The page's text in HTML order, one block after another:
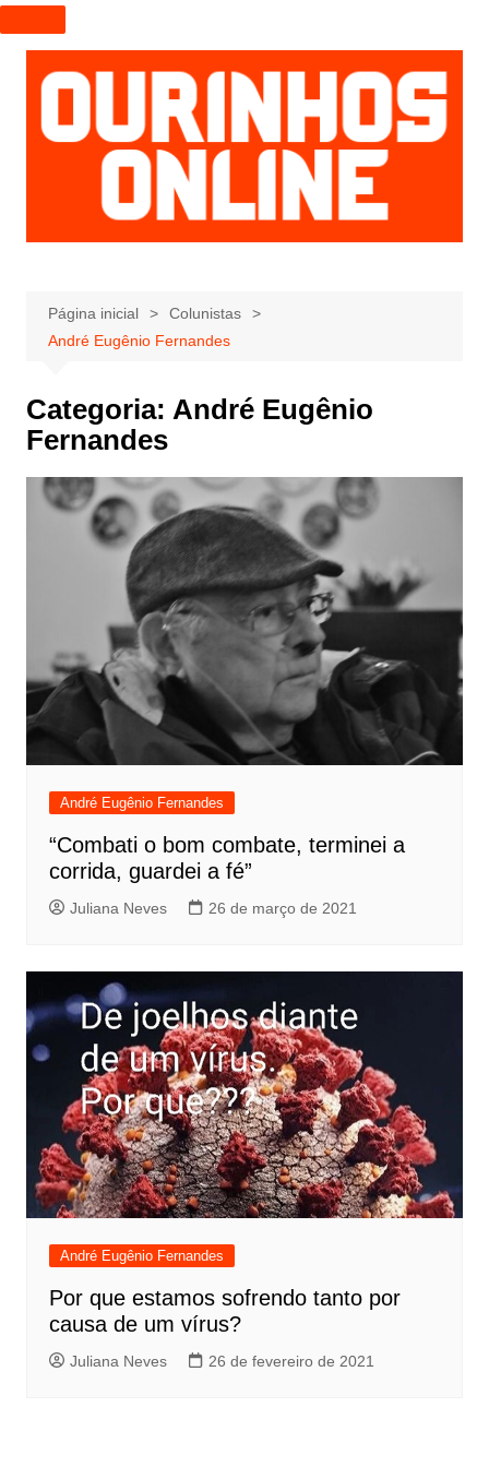
I
r
p
a
r
a
e
ú
Página inicial
Colunistas
André Eugênio Fernandes
Categoria: André Eugênio
Fernandes
André Eugênio Fernandes
“Combati o bom combate, terminei a
corrida, guardei a fé”
Juliana Neves 26 de março de 2021
André Eugênio Fernandes
Por que estamos sofrendo tanto por
causa de um vírus?
Juliana Neves 26 de fevereiro de 2021